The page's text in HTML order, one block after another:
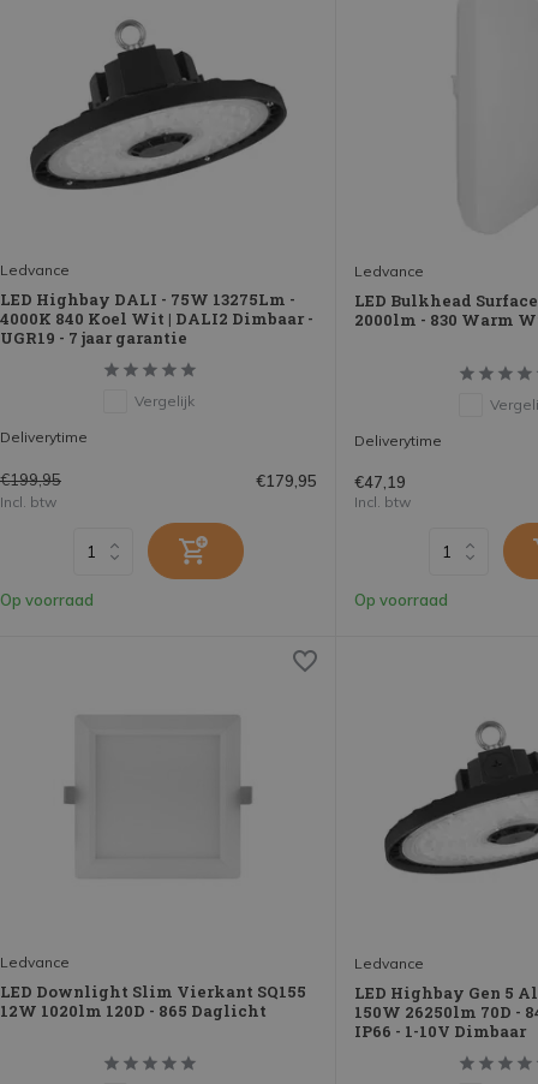
Ledvance
LED Highbay DALI - 75W 13275Lm -
4000K 840 Koel Wit | DALI2 Dimbaar -
UGR19 - 7 jaar garantie
Vergelijk
Deliverytime
€199,95 €179,95
Incl. btw
Op voorraad
Ledvance
LED Bulkhead
2000lm - 830 Warm
Deliverytime
€47,19
Incl. btw
Op voorraad
Ledvance
LED Downlight Slim Vierkant SQ155
12W 1020lm 120D - 865 Daglicht
Ledvance
LED Highbay Gen 5
150W 26250lm 70D -
IP66 - 1-10V Dimbaar